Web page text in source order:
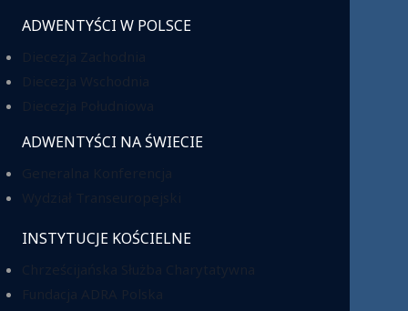
ADWENTYŚCI W POLSCE
ADWENTYŚCI NA ŚWIECIE
INSTYTUCJE KOŚCIELNE